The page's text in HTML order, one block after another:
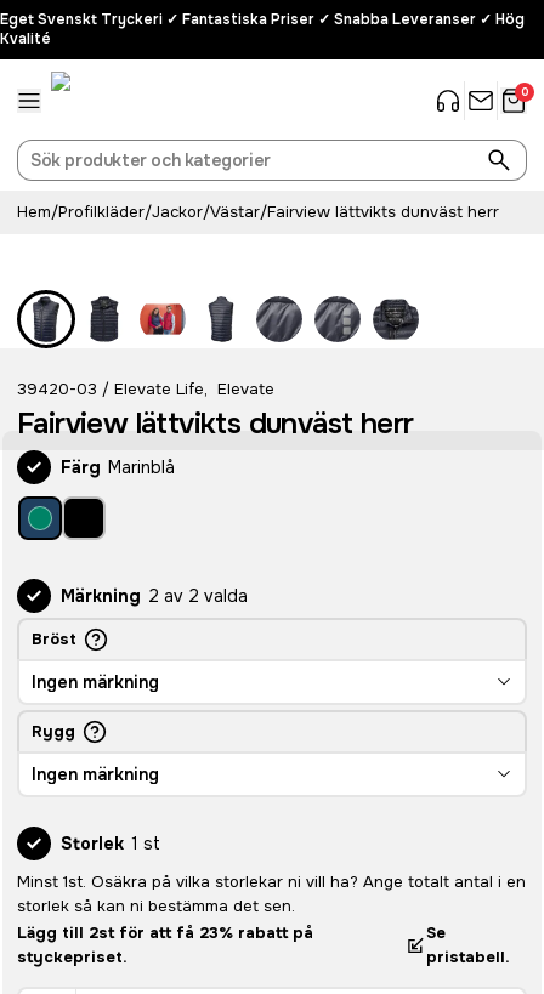
Eget Svenskt Tryckeri ✓ Fantastiska Priser ✓ Snabba Leveranser ✓ Hög
Kvalité
0
Hem/Profilkläder/Jackor/Västar/Fairview lättvikts dunväst herr
39420-03 / Elevate Life, Elevate
Fairview lättvikts dunväst herr
Färg Marinblå
Märkning 2 av 2 valda
Bröst
Ingen märkning
Rygg
Ingen märkning
Storlek 1 st
Minst 1st. Osäkra på vilka storlekar ni vill ha? Ange totalt antal i en
storlek så kan ni bestämma det sen.
Lägg till 2st för att få 23% rabatt på
styckepriset.
Se
pristabell.